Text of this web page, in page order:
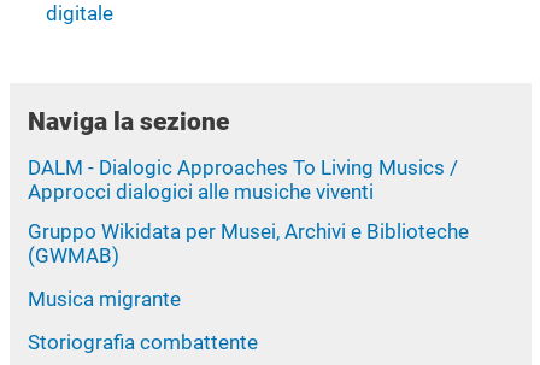
digitale
Naviga la sezione
DALM - Dialogic Approaches To Living Musics /
Approcci dialogici alle musiche viventi
Gruppo Wikidata per Musei, Archivi e Biblioteche
(GWMAB)
Musica migrante
Storiografia combattente